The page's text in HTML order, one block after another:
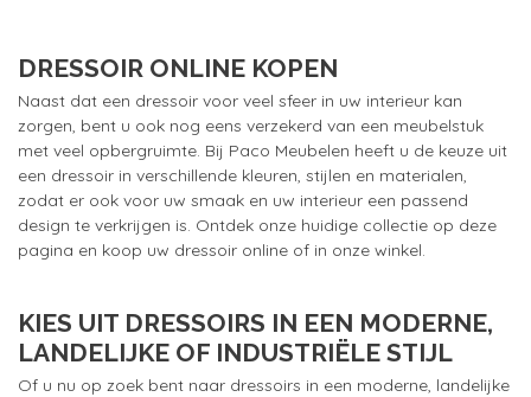
DRESSOIR ONLINE KOPEN
Naast dat een dressoir voor veel sfeer in uw interieur kan
zorgen, bent u ook nog eens verzekerd van een meubelstuk
met veel opbergruimte. Bij Paco Meubelen heeft u de keuze uit
een dressoir in verschillende kleuren, stijlen en materialen,
zodat er ook voor uw smaak en uw interieur een passend
design te verkrijgen is. Ontdek onze huidige collectie op deze
pagina en koop uw dressoir online of in onze winkel.
KIES UIT DRESSOIRS IN EEN MODERNE,
LANDELIJKE OF INDUSTRIËLE STIJL
Of u nu op zoek bent naar dressoirs in een moderne, landelijke